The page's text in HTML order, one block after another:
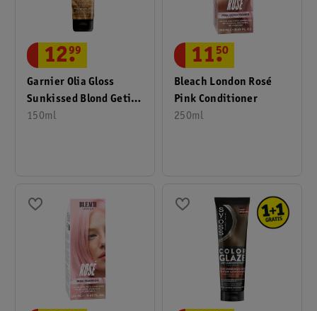
Garnier Olia Gloss
Sunkissed Blond Getint
Haarmasker
150ml
12.
99
Bleach London Rosé
Pink Conditioner
250ml
11.
50